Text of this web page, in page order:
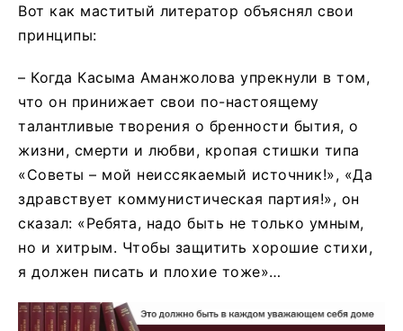
Вот как маститый литератор объяснял свои
принципы:
– Когда Касыма Аманжолова упрекнули в том,
что он принижает свои по-настоящему
талантливые творения о бренности бытия, о
жизни, смерти и любви, кропая стишки типа
«Советы – мой неиссякаемый источник!», «Да
здравствует коммунистическая партия!», он
сказал: «Ребята, надо быть не только умным,
но и хитрым. Чтобы защитить хорошие стихи,
я должен писать и плохие тоже»…